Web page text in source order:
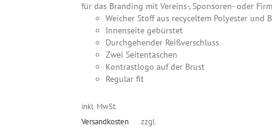
für das Branding mit Vereins-, Sponsoren- oder
Weicher Stoff aus recyceltem Polyester und
Innenseite gebürstet
Durchgehender Reißverschluss
Zwei Seitentaschen
Kontrastlogo auf der Brust
Regular fit
inkl. MwSt.
zzgl.
Versandkosten